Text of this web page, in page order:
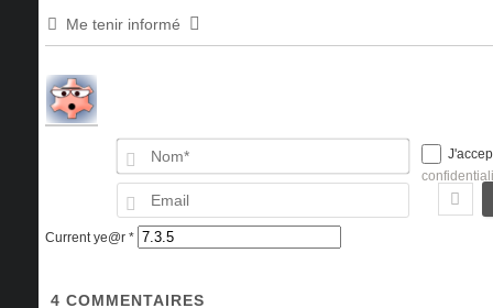
Me tenir informé
Nom*
Current ye@r *
4 COMMENTAIRES